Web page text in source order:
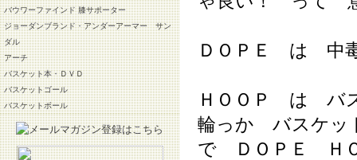
バウワーファインド 膝サポーター
ジョーダンブランド・アンダーアーマー サン
ダル
アーチ
バスケット本・ＤＶＤ
バスケットゴール
バスケットボール
ＤＯＰＥ は 中
ＨＯＯＰ は バ
輪っか バスケッ
で ＤＯＰＥ Ｈ